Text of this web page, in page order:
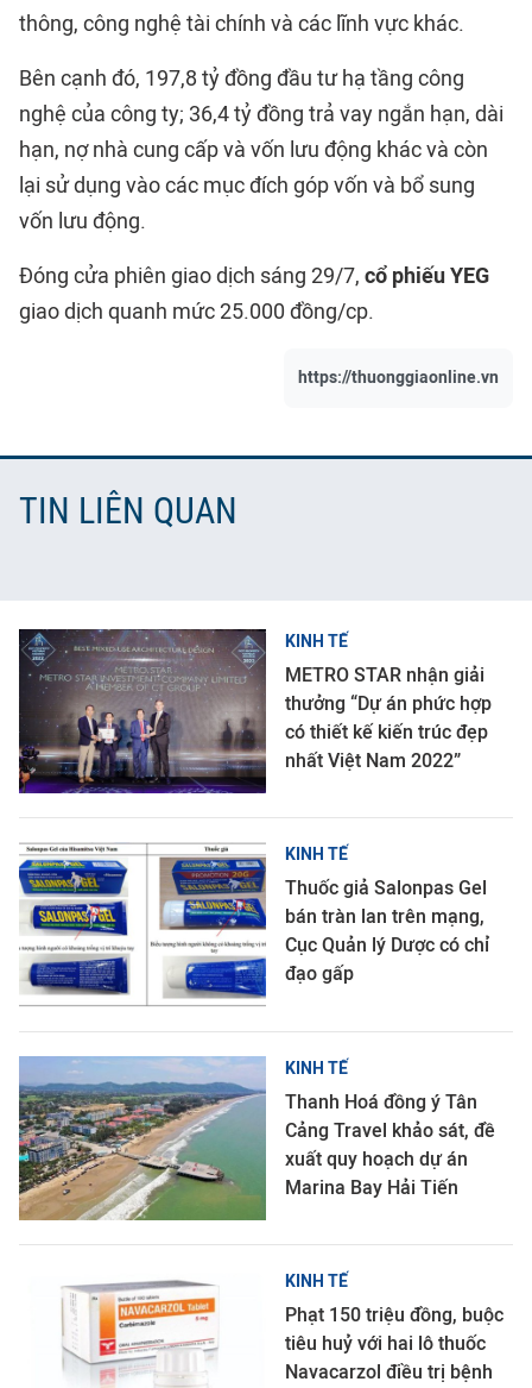
thông, công nghệ tài chính và các lĩnh vực khác.
Bên cạnh đó, 197,8 tỷ đồng đầu tư hạ tầng công
nghệ của công ty; 36,4 tỷ đồng trả vay ngắn hạn, dài
hạn, nợ nhà cung cấp và vốn lưu động khác và còn
lại sử dụng vào các mục đích góp vốn và bổ sung
vốn lưu động.
Đóng cửa phiên giao dịch sáng 29/7, cổ phiếu YEG
giao dịch quanh mức 25.000 đồng/cp.
https://thuonggiaonline.vn
TIN LIÊN QUAN
KINH TẾ
METRO STAR nhận giải
thưởng “Dự án phức hợp
có thiết kế kiến trúc đẹp
nhất Việt Nam 2022”
KINH TẾ
Thuốc giả Salonpas Gel
bán tràn lan trên mạng,
Cục Quản lý Dược có chỉ
đạo gấp
KINH TẾ
Thanh Hoá đồng ý Tân
Cảng Travel khảo sát, đề
xuất quy hoạch dự án
Marina Bay Hải Tiến
KINH TẾ
Phạt 150 triệu đồng, buộc
tiêu huỷ với hai lô thuốc
Navacarzol điều trị bệnh